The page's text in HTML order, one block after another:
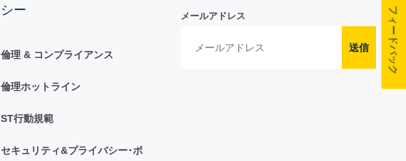
シー
倫理 & コンプライアンス
倫理ホットライン
ST行動規範
セキュリティ&プライバシー･ポ
メールアドレス
送信 フィードバック